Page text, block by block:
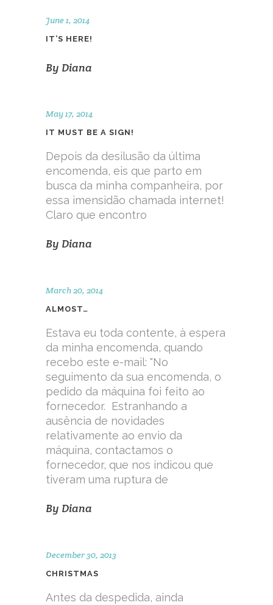
June 1, 2014
IT’S HERE!
By Diana
May 17, 2014
IT MUST BE A SIGN!
Depois da desilusão da última
encomenda, eis que parto em
busca da minha companheira, por
essa imensidão chamada internet!
Claro que encontro
By Diana
March 20, 2014
ALMOST…
Estava eu toda contente, à espera
da minha encomenda, quando
recebo este e-mail: "No
seguimento da sua encomenda, o
pedido da máquina foi feito ao
fornecedor. Estranhando a
ausência de novidades
relativamente ao envio da
máquina, contactamos o
fornecedor, que nos indicou que
tiveram uma ruptura de
By Diana
December 30, 2013
CHRISTMAS
Antes da despedida, ainda